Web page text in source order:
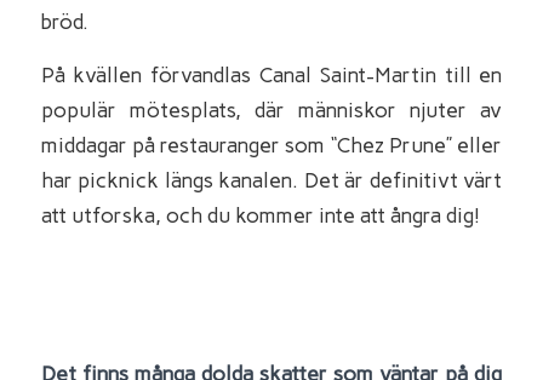
bröd.
På kvällen förvandlas Canal Saint-Martin till en
populär mötesplats, där människor njuter av
middagar på restauranger som “Chez Prune” eller
har picknick längs kanalen. Det är definitivt värt
att utforska, och du kommer inte att ångra dig!
Det finns många dolda skatter som väntar på dig